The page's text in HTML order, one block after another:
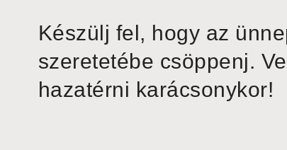
Készülj fel, hogy az
szeretetébe csöppenj.
hazatérni karácsonykor!